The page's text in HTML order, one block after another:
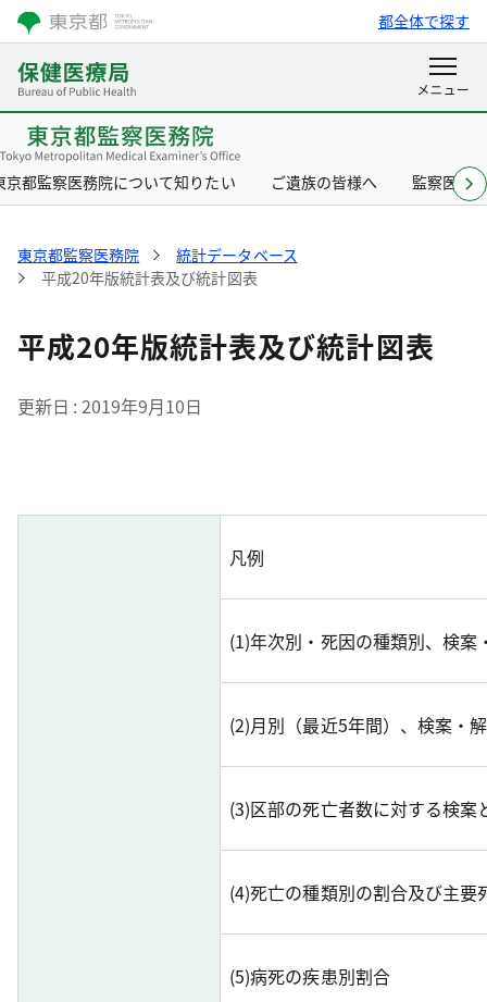
都全体で探す
京都監察医務院について知りたい ご遺族の皆様へ 監察医と
東京都監察医務院
統計データベース
平成20年版統計表及び統計図表
平成20年版統計表及び統計図表
更新日 2019年9月10日
凡例
(1)年次別・死因の種類別、検案
(2)月別（最近5年間）、検案・
(3)区部の死亡者数に対する検案
(4)死亡の種類別の割合及び主要
(5)病死の疾患別割合